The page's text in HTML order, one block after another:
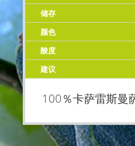
储存
颜色
酸度
建议
100％卡萨雷斯曼